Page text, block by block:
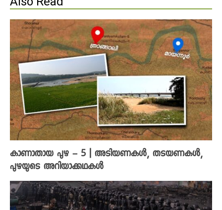
കാണാതായ പുഴ – 5 | അടിയണകൾ, തടയണകൾ,
പുഴയുടെ അറിയാക്കഥകൾ